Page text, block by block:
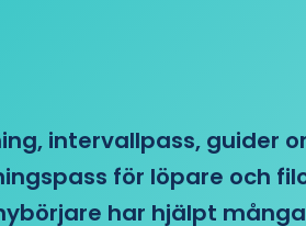
intervallpass, guider
för löpare och
har hjälpt